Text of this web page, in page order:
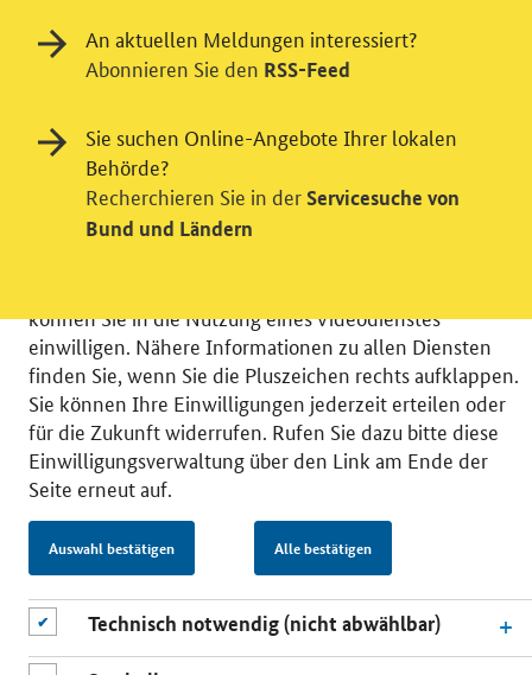
© 2026 Bundesministerium für Wirtschaft und Energie
RSS
Benutzerhinweise
Inhaltsverzeichnis
Impressum
Barrierefreiheit
Einwilligungsverwaltung
Videodienst
Wir bitten Sie an dieser Stelle um Ihre Einwilligung für
verschiedene Zusatzdienste unserer Webseite: Wir
möchten die Nutzeraktivität mit Hilfe
können Sie in die Nutzung eines Videodienstes
einwilligen. Nähere Informationen zu allen Diensten
finden Sie, wenn Sie die Pluszeichen rechts aufklappen.
Sie können Ihre Einwilligungen jederzeit erteilen oder
für die Zukunft widerrufen. Rufen Sie dazu bitte diese
Einwilligungsverwaltung über den Link am Ende der
Seite erneut auf.
Auswahl bestätigen Alle bestätigen
Technisch notwendig (nicht abwählbar)
An aktuellen Meldungen interessiert?
Abonnieren Sie den RSS-Feed
Sie suchen Online-Angebote Ihrer lokalen
Behörde?
Recherchieren Sie in der Servicesuche von
Bund und Ländern